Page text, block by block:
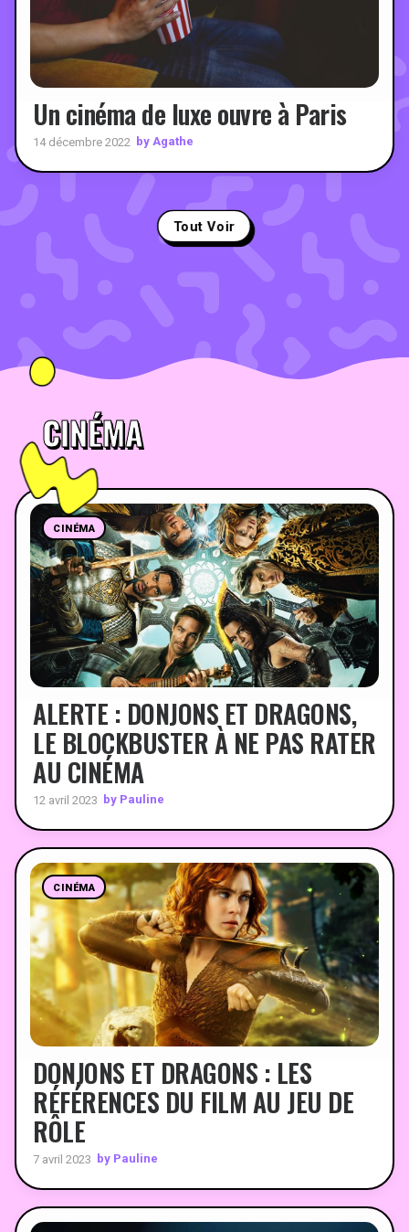
Un cinéma de luxe ouvre à Paris
14 décembre 2022 by Agathe
Tout Voir
CINÉMA
CINÉMA
ALERTE : DONJONS ET DRAGONS,
LE BLOCKBUSTER À NE PAS RATER
AU CINÉMA
12 avril 2023 by Pauline
CINÉMA
DONJONS ET DRAGONS : LES
RÉFÉRENCES DU FILM AU JEU DE
RÔLE
7 avril 2023 by Pauline